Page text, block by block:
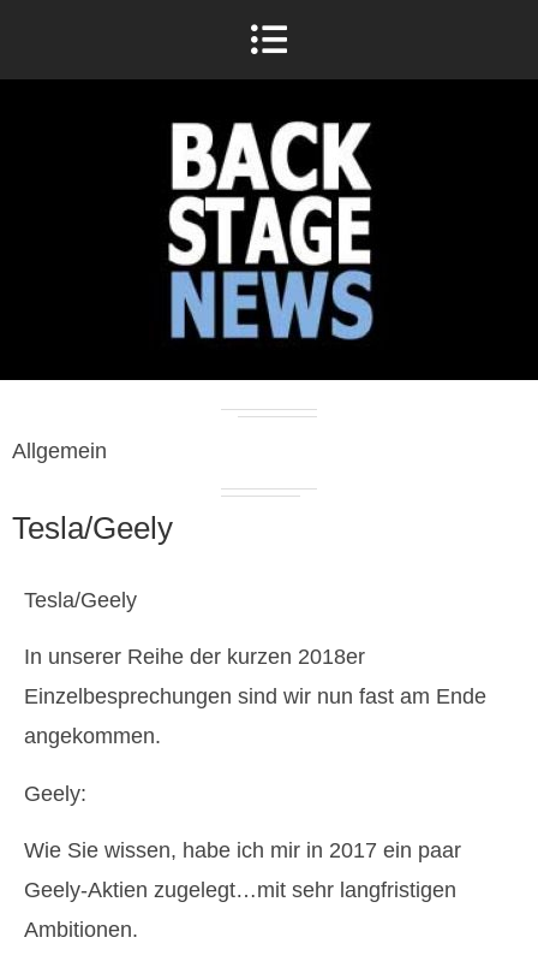
Allgemein
Tesla/Geely
Tesla/Geely
In unserer Reihe der kurzen 2018er
Einzelbesprechungen sind wir nun fast am Ende
angekommen.
Geely:
Wie Sie wissen, habe ich mir in 2017 ein paar
Geely-Aktien zugelegt…mit sehr langfristigen
Ambitionen.